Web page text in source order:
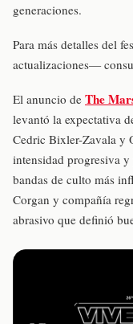
generaciones.
Para más detalles del
actualizaciones—
El anuncio de The
levantó la expectativa
Cedric Bixler-Zavala y
intensidad progresiva
bandas de culto más
Corgan y compañía
abrasivo que definió